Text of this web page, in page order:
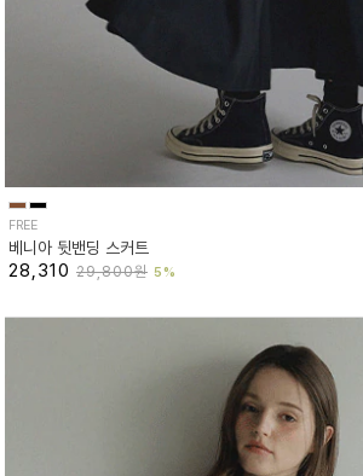
FREE
베니아 뒷밴딩 스커트
28,310 29,800원 5%